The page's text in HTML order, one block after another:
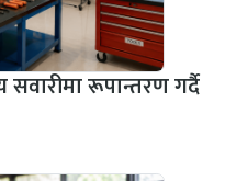
सवारीमा रूपान्तरण गर्दै